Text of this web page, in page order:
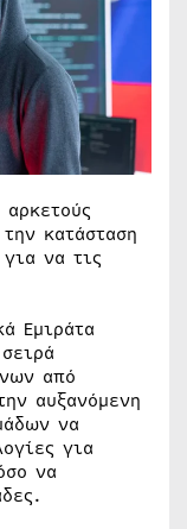
κατάσταση
να τις
Εμιράτα
από
αυξανόμενη
να
για
να